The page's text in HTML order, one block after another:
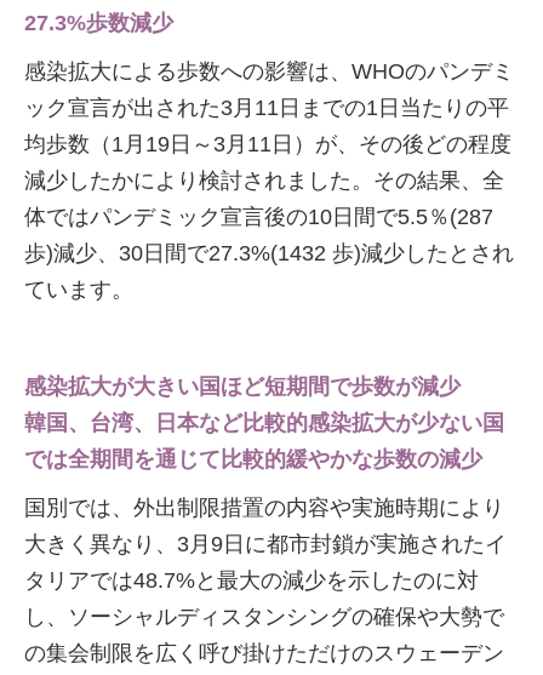
27.3%歩数減少
感染拡大による歩数への影響は、WHOのパンデミ
ック宣言が出された3月11日までの1日当たりの平
均歩数（1月19日～3月11日）が、その後どの程度
減少したかにより検討されました。その結果、全
体ではパンデミック宣言後の10日間で5.5％(287
歩)減少、30日間で27.3%(1432 歩)減少したとされ
ています。
感染拡大が大きい国ほど短期間で歩数が減少
韓国、台湾、日本など比較的感染拡大が少ない国
では全期間を通じて比較的緩やかな歩数の減少
国別では、外出制限措置の内容や実施時期により
大きく異なり、3月9日に都市封鎖が実施されたイ
タリアでは48.7%と最大の減少を示したのに対
し、ソーシャルディスタンシングの確保や大勢で
の集会制限を広く呼び掛けただけのスウェーデン